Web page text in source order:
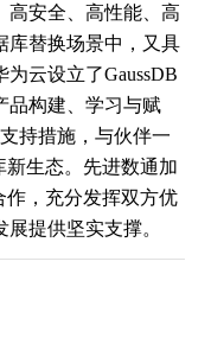
高安全、高性能、高
库替换场景中，又具
云设立了GaussDB
品构建、学习与赋
持措施，与伙伴一
新生态。先进数通加
作，充分发挥双方优
提供坚实支撑。